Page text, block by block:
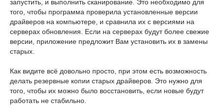
запустить, и выполнить сканирование. Это необходимо для
того, чтобы программа проверила установленные версии
драйверов на компьютере, и сравнила их с версиями на
серверах обновления. Если на серверах будут более свежие
версии, приложение предложит Вам установить их в замены
старых.
Как видите всё довольно просто, при этом есть возможность
делать резервные копии старых драйверов. Это нужно для
того, чтобы их можно было восстановить, если новые будут
работать не стабильно.